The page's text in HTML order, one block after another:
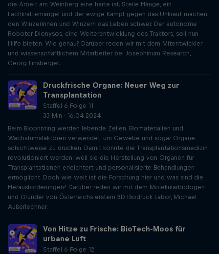
die Arbeit am Weinberg eine harte ist. Steile Hänge, ein
Fachkräftemangel und der ewige Kampf gegen das Unkraut machen
den Winzerinnen und Winzern das Leben schwer. Der autonome
Roboter Dionysos, eine Weiterentwicklung des Traktors, soll nun
Hilfe bieten. Wie genau? Darüber reden wir mit dem Mitentwickler
und wissenschaftlichem Mitarbeiter bei Josephinum Research,
Georg Linsberger.
Druckfrische Organe: Neuer Weg zur
Transplantation
Staffel 6 Folge 11
33 Min · 16.04.2024
Beim Bioprinting werden lebende Zellen, Biomaterialien und
Wachstumsfaktoren verwendet, um Gewebe und sogar Organe
schichtweise zu drucken. Damit könnte die Transplantationsmedizin
revolutioniert werden, weil sie die Herstellung von Organen für
Transplantationen erleichtert und personalisierte Behandlungen
ermöglicht. Doch wie weit ist die Forschung hier und was sind die
Herausforderungen? Darüber reden wir mit dem Molekularbiologen
und Gründer von Österreichs erstem 3D Biodruck Labor, Michael
Außerlechner.
Von Hitze zu Frische: BioTech-Moos für
urbane Luft
Staffel 6 Folge 12